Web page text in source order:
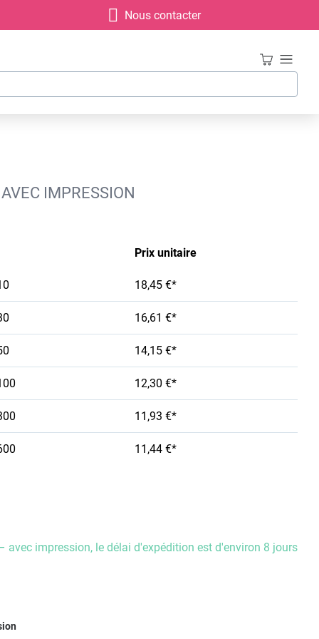
Nous contacter
IMPRESSION
Prix unitaire
18,45 €*
16,61 €*
14,15 €*
12,30 €*
11,93 €*
11,44 €*
avec impression, le délai d'expédition est d'environ 8 jours